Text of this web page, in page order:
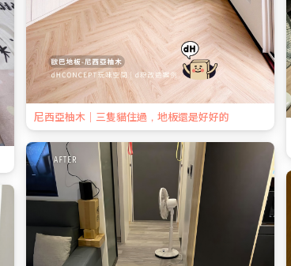
尼西亞柚木｜三隻貓住過，地板還是好好的